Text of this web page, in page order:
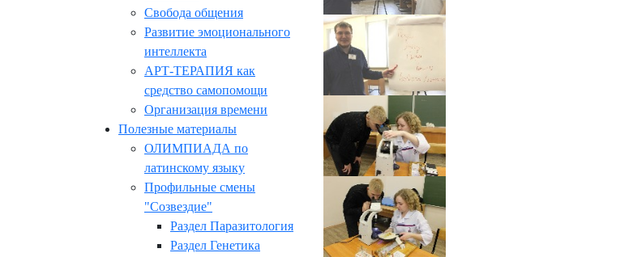
Свобода общения
Развитие эмоционального
интеллекта
АРТ-ТЕРАПИЯ как
средство самопомощи
Организация времени
Полезные материалы
ОЛИМПИАДА по
латинскому языку
Профильные смены
"Созвездие"
Раздел Паразитология
Раздел Генетика